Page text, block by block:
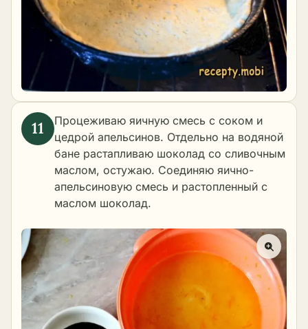
Процеживаю яичную смесь с соком и
цедрой апельсинов. Отдельно на водяной
бане растапливаю шоколад со сливочным
маслом, остужаю. Соединяю яично-
апельсиновую смесь и растопленный с
маслом шоколад.